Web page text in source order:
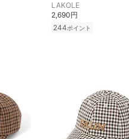
LAKOLE
2,690円
244ポイント